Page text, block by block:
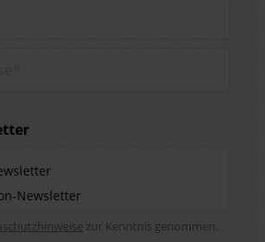
Newsletter
zur Kenntnis genommen.